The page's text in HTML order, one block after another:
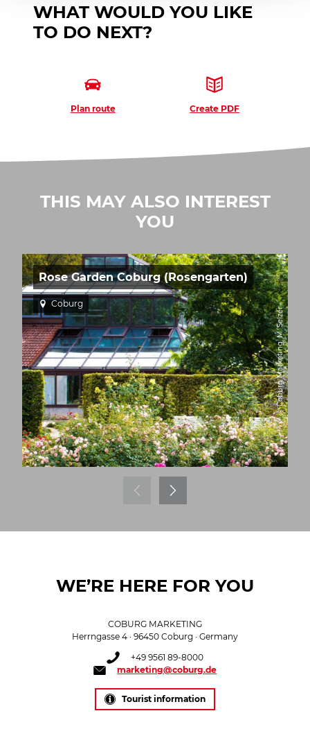
WHAT WOULD YOU LIKE
TO DO NEXT?
Plan route Create PDF
THIS MAY ALSO INTEREST
YOU
Rose Garden Coburg (Rosengarten)
Coburg
© Coburg Marketing, M. Selzer
WE’RE HERE FOR YOU
COBURG MARKETING
Herrngasse 4 · 96450 Coburg · Germany
+49 9561 89-8000
marketing@coburg.de
Tourist information